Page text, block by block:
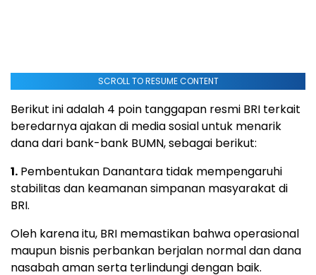
SCROLL TO RESUME CONTENT
Berikut ini adalah 4 poin tanggapan resmi BRI terkait
beredarnya ajakan di media sosial untuk menarik
dana dari bank-bank BUMN, sebagai berikut:
1. Pembentukan Danantara tidak mempengaruhi
stabilitas dan keamanan simpanan masyarakat di
BRI.
Oleh karena itu, BRI memastikan bahwa operasional
maupun bisnis perbankan berjalan normal dan dana
nasabah aman serta terlindungi dengan baik.